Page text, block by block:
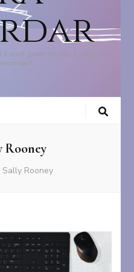
você quem decide: Esse é um
Rooney
Sally Rooney